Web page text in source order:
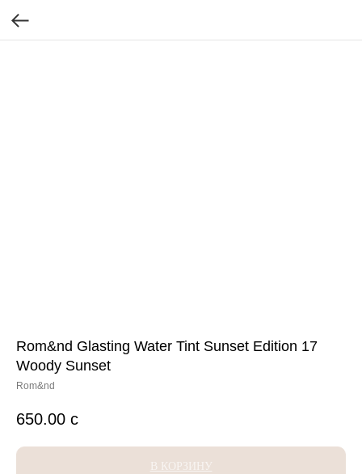
Rom&nd Glasting Water Tint Sunset Edition 17
Woody Sunset
Rom&nd
650.00 с
В КОРЗИНУ